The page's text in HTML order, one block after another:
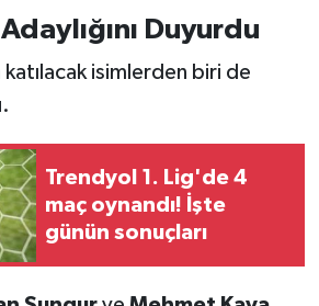
Duyurdu
katılacak isimlerden biri de
Trendyol 1. Lig'de 4
maç oynandı! İşte
günün sonuçları